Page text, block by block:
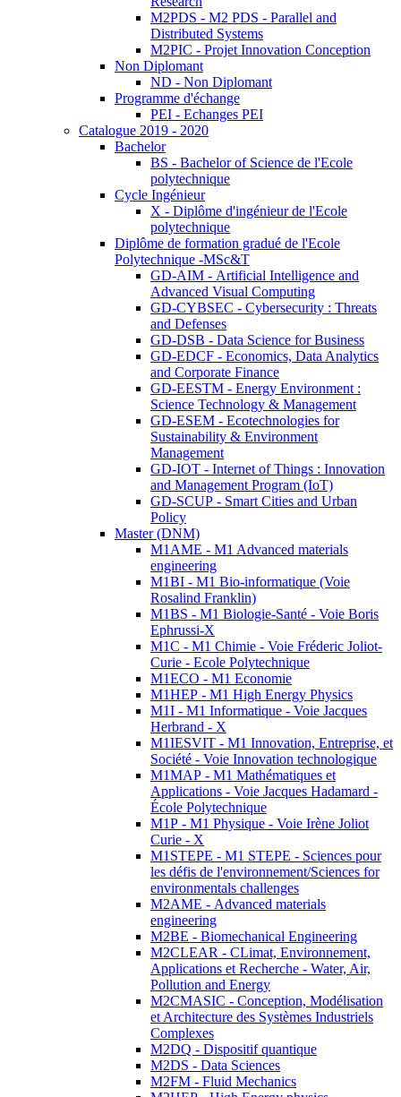
M2PDS - M2 PDS - Parallel and
Distributed Systems
M2PIC - Projet Innovation Conception
Non Diplomant
ND - Non Diplomant
Programme d'échange
PEI - Echanges PEI
Catalogue 2019 - 2020
Bachelor
BS - Bachelor of Science de l'Ecole
polytechnique
Cycle Ingénieur
X - Diplôme d'ingénieur de l'Ecole
polytechnique
Diplôme de formation gradué de l'Ecole
Polytechnique -MSc&T
GD-AIM - Artificial Intelligence and
Advanced Visual Computing
GD-CYBSEC - Cybersecurity : Threats
and Defenses
GD-DSB - Data Science for Business
GD-EDCF - Economics, Data Analytics
and Corporate Finance
GD-EESTM - Energy Environment :
Science Technology & Management
GD-ESEM - Ecotechnologies for
Sustainability & Environment
Management
GD-IOT - Internet of Things : Innovation
and Management Program (IoT)
GD-SCUP - Smart Cities and Urban
Policy
Master (DNM)
M1AME - M1 Advanced materials
engineering
M1BI - M1 Bio-informatique (Voie
Rosalind Franklin)
M1BS - M1 Biologie-Santé - Voie Boris
Ephrussi-X
M1C - M1 Chimie - Voie Fréderic Joliot-
Curie - Ecole Polytechnique
M1ECO - M1 Economie
M1HEP - M1 High Energy Physics
M1I - M1 Informatique - Voie Jacques
Herbrand - X
M1IESVIT - M1 Innovation, Entreprise, et
Société - Voie Innovation technologique
M1MAP - M1 Mathématiques et
Applications - Voie Jacques Hadamard -
École Polytechnique
M1P - M1 Physique - Voie Irène Joliot
Curie - X
M1STEPE - M1 STEPE - Sciences pour
les défis de l'environnement/Sciences for
environmentals challenges
M2AME - Advanced materials
engineering
M2BE - Biomechanical Engineering
M2CLEAR - CLimat, Environnement,
Applications et Recherche - Water, Air,
Pollution and Energy
M2CMASIC - Conception, Modélisation
et Architecture des Systèmes Industriels
Complexes
M2DQ - Dispositif quantique
M2DS - Data Sciences
M2FM - Fluid Mechanics